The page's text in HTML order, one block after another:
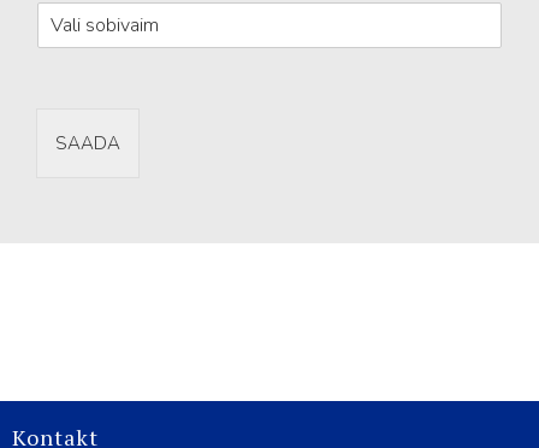
SAADA
Kontakt